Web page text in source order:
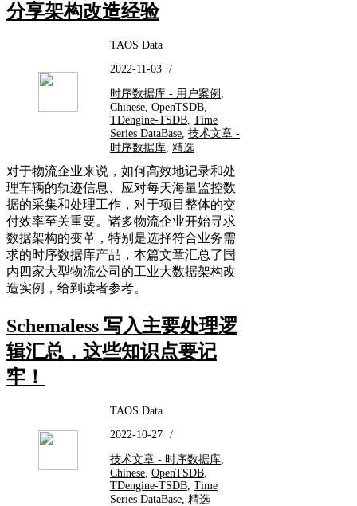
分享架构改造经验
TAOS Data
2022-11-03 /
时序数据库 - 用户案例 ,
Chinese, OpenTSDB,
TDengine-TSDB, Time
Series DataBase, 技术文章 -
时序数据库, 精选
对于物流企业来说，如何高效地记录和处
理车辆的轨迹信息、应对每天海量监控数
据的采集和处理工作，对于项目整体的交
付效率至关重要。诸多物流企业开始寻求
数据架构的变革，特别是选择符合业务需
求的时序数据库产品，本篇文章汇总了国
内四家大型物流公司的工业大数据架构改
造实例，给到读者参考。
Schemaless 写入主要处理逻
辑汇总，这些知识点要记
牢！
TAOS Data
2022-10-27 /
技术文章 - 时序数据库
Chinese OpenTSDB
TDengine-TSDB Time
Series DataBase 精选